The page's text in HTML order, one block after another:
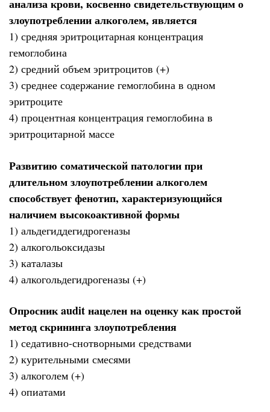
анализа крови, косвенно свидетельствующим о
злоупотреблении алкоголем, является
1) средняя эритроцитарная концентрация
гемоглобина
2) средний объем эритроцитов (+)
3) среднее содержание гемоглобина в одном
эритроците
4) процентная концентрация гемоглобина в
эритроцитарной массе
Развитию соматической патологии при
длительном злоупотреблении алкоголем
способствует фенотип, характеризующийся
наличием высокоактивной формы
1) альдегиддегидрогеназы
2) алкогольоксидазы
3) каталазы
4) алкогольдегидрогеназы (+)
Опросник audit нацелен на оценку как простой
метод скрининга злоупотребления
1) седативно-снотворными средствами
2) курительными смесями
3) алкоголем (+)
4) опиатами